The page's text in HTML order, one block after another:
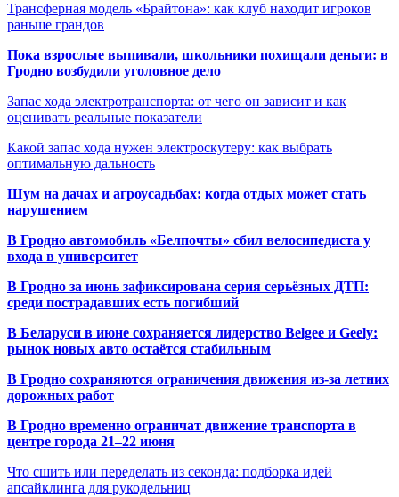
Трансферная модель «Брайтона»: как клуб находит игроков
раньше грандов
Пока взрослые выпивали, школьники похищали деньги: в
Гродно возбудили уголовное дело
Запас хода электротранспорта: от чего он зависит и как
оценивать реальные показатели
Какой запас хода нужен электроскутеру: как выбрать
оптимальную дальность
Шум на дачах и агроусадьбах: когда отдых может стать
нарушением
В Гродно автомобиль «Белпочты» сбил велосипедиста у
входа в университет
В Гродно за июнь зафиксирована серия серьёзных ДТП:
среди пострадавших есть погибший
В Беларуси в июне сохраняется лидерство Belgee и Geely:
рынок новых авто остаётся стабильным
В Гродно сохраняются ограничения движения из-за летних
дорожных работ
В Гродно временно ограничат движение транспорта в
центре города 21–22 июня
Что сшить или переделать из секонда: подборка идей
апсайклинга для рукодельниц